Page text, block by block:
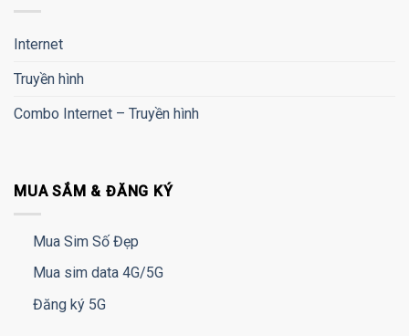
Internet
Truyền hình
Combo Internet – Truyền hình
MUA SẮM & ĐĂNG KÝ
Mua Sim Số Đẹp
Mua sim data 4G/5G
Đăng ký 5G